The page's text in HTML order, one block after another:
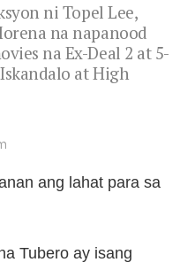
ni Topel Lee,
na napanood
na Ex-Deal 2 at 5-
at High
ang lahat para sa
Tubero ay isang